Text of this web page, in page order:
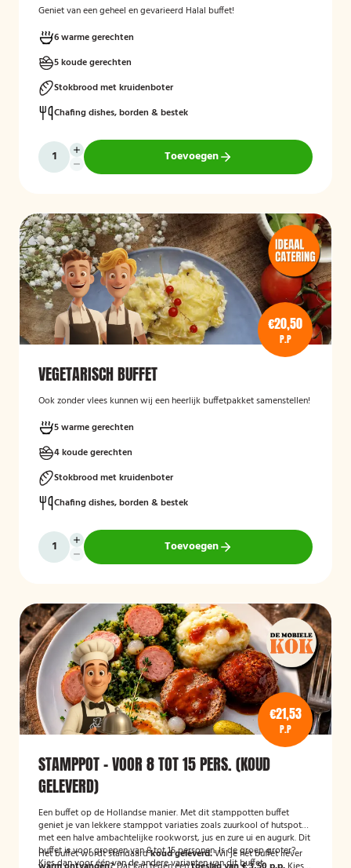
Geniet van een geheel en gevarieerd Halal buffet!
6 warme gerechten
5 koude gerechten
Stokbrood met kruidenboter
Chafing dishes, borden & bestek
Toevoegen
€20,50
P.P
VEGETARISCH BUFFET
Ook zonder vlees kunnen wij een heerlijk buffetpakket samenstellen!
5 warme gerechten
4 koude gerechten
Stokbrood met kruidenboter
Chafing dishes, borden & bestek
Toevoegen
€21,53
P.P
STAMPPOT - VOOR 8 TOT 15 PERS. (KOUD
GELEVERD)
Een buffet op de Hollandse manier. Met dit stamppotten buffet
geniet je van lekkere stamppot variaties zoals zuurkool of hutspot
met een halve ambachtelijke rookworst, jus en zure ui en augurk. Dit
buffet is voor groepen van 8 tot 15 personen. Is de groep groter?
Kies dan voor één van de andere varianten van dit buffet.
Het buffet wordt standaardkoud geleverd.Wil je het buffet liever